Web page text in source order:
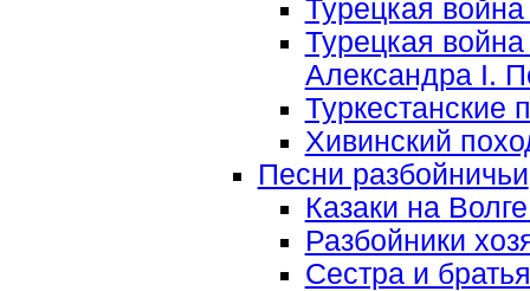
Турецкая война
Турецкая
Александра I.
Туркестанские
Хивинский
Песни разбойничьи
Казаки на
Разбойники
Сестра и